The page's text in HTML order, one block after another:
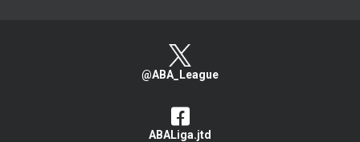
@ABA_League
ABALiga.jtd